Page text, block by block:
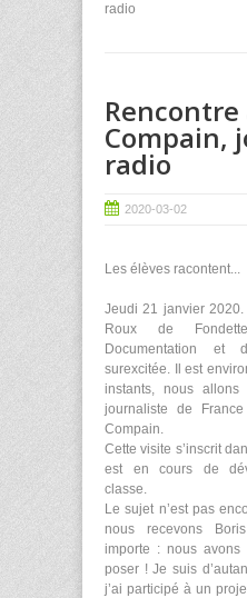
radio
Rencontre
Compain,
radio
2020-03-02
Les élèves racontent...
Jeudi 21 janvier
Roux de
Documentation et
surexcitée. Il est
instants, nous
journaliste de
Compain.
Cette visite s’inscrit
est en cours de
classe.
Le sujet n’est pas
nous recevons
importe : nous
poser ! Je suis
j’ai participé à un